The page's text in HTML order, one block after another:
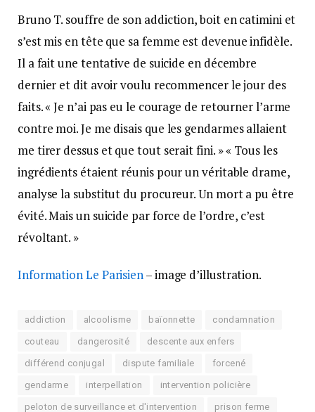
Bruno T. souffre de son addiction, boit en catimini et
s’est mis en tête que sa femme est devenue infidèle.
Il a fait une tentative de suicide en décembre
dernier et dit avoir voulu recommencer le jour des
faits. « Je n’ai pas eu le courage de retourner l’arme
contre moi. Je me disais que les gendarmes allaient
me tirer dessus et que tout serait fini. » « Tous les
ingrédients étaient réunis pour un véritable drame,
analyse la substitut du procureur. Un mort a pu être
évité. Mais un suicide par force de l’ordre, c’est
révoltant. »
Information Le Parisien– image d’illustration.
addiction alcoolisme baïonnette condamnation
couteau dangerosité descente aux enfers
différend conjugal dispute familiale forcené
gendarme interpellation intervention policière
peloton de surveillance et d'intervention prison ferme